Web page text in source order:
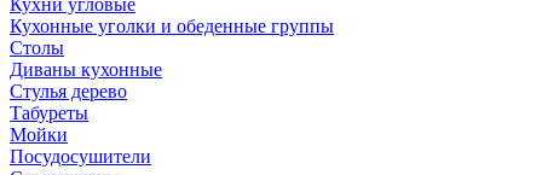
Кухни угловые
Кухонные уголки и обеденные группы
Столы
Диваны кухонные
Стулья дерево
Табуреты
Мойки
Посудосушители